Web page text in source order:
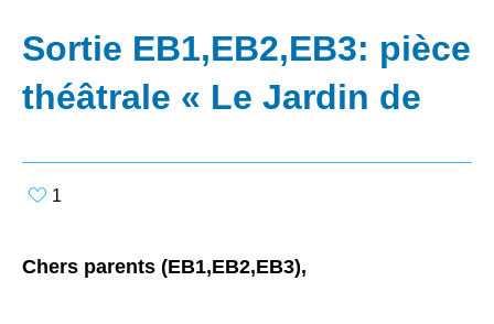
Sortie EB1,EB2,EB3: pièce
théâtrale « Le Jardin de
1
Chers parents (EB1,EB2,EB3),